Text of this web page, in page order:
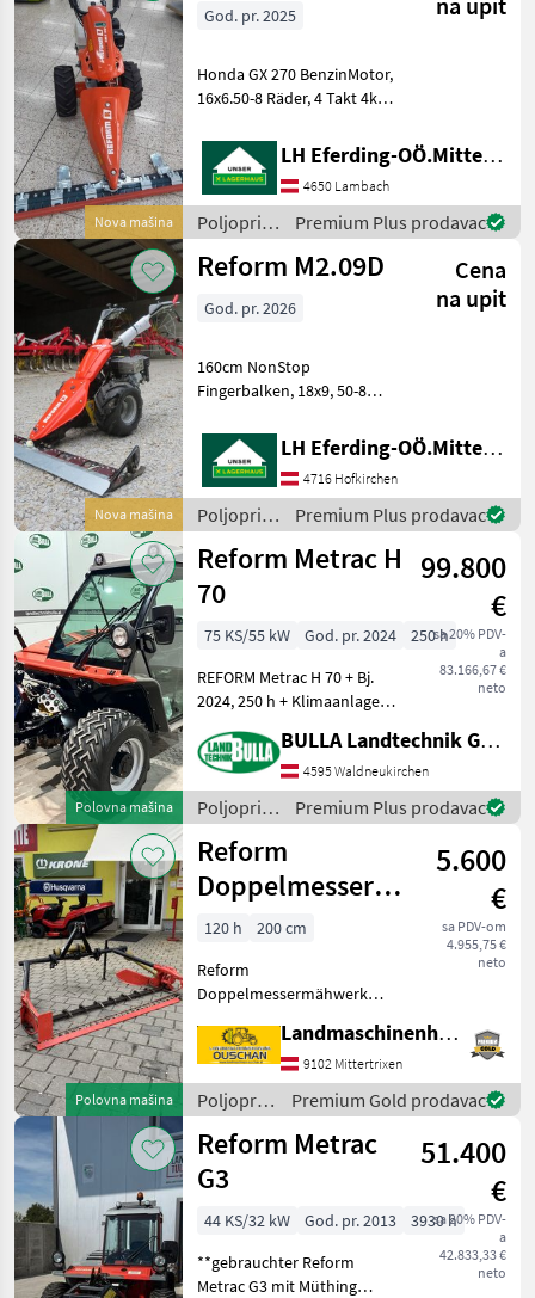
Nova mašina
God. pr. 2025
Honda GX 270 BenzinMotor,
16x6.50-8 Räder, 4 Takt 4kW
Mehrscheibenkupplung mit
PowerSafe Funktion, 3
Vorwärts - 3
Rückwertsgänge,
Wendeschaltung, Ölbadmä
LH Eferding-OÖ.Mitte, Lambach
4650 Lambach
Poljoprivredni
motorni
strojevi /
Premium Plus prodavac
Nova mašina
Reform M2.09D
Cena
na upit
God. pr. 2026
160cm NonStop
Fingerbalken, 18x9, 50-8
motorni strojevi
Dvoosovinske kosilice
LH Eferding-OÖ.Mitte, Landtechnik Hofkirchen
4716 Hofkirchen
Poljoprivredni
motorni
strojevi /
Reform
Premium Plus prodavac
Polovna mašina
Reform Metrac H
70
99.800
€
sa 20% PDV-
a
83.166,67 €
neto
75 KS/55 kW God. pr. 2024
250 h
REFORM Metrac H 70 + Bj.
2024, 250 h + Klimaanlage
Luftgefederter Fahrersitz +
Hubwerk EW mit
Schwingungstilgung +
Unterlenkerfanghaken Kat
2 + B
BULLA Landtechnik GmbH
4595 Waldneukirchen
Poljoprivredni
motorni
strojevi /
Reform
Premium Plus prodavac
Polovna mašina
Reform
Doppelmessermähwerk
200cm
5.600
€
sa PDV-om
4.955,75 €
neto
120 h
200 cm
Reform
Doppelmessermähwerk
200cm - Schwadbleche -
Antrieb 540 U/min für
Reform - Dreipunktanbau -
1 Ganitur Messer Reserve -
Privatver
Landmaschinenhandel Ouschan Anton
9102 Mittertrixen
Poljoprivredni
motorni
strojevi /
Reform
Premium Gold prodavac
Reform Metrac
G3
51.400
€
sa 20% PDV-
a
42.833,33 €
neto
44 KS/32 kW God. pr. 2013
3930 h
**gebrauchter Reform
Metrac G3 mit Müthing